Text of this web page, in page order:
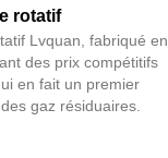
rotatif
Lvquan, fabriqué en
des prix compétitifs
en fait un premier
gaz résiduaires.